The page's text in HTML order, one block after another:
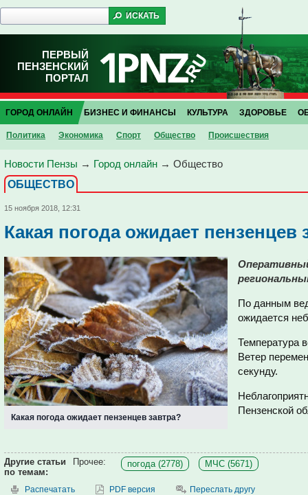
ПЕРВЫЙ
ПЕНЗЕНСКИЙ
ПОРТАЛ
ГОРОД ОНЛАЙН
Политика Экономика Спорт Общество Проиcшествия
БИЗНЕС И ФИНАНСЫ КУЛЬТУРА ЗДОРОВЬЕ
Новости Пензы → Город онлайн → Общество
ОБЩЕСТВО
15 ноября 2018, 12:31
Какая погода ожидает пензенцев
Какая погода ожидает пензенцев завтра?
По данным
ожидается
Температура
Ветер
секунду.
Пензенской
Другие статьи
по темам:
Прочее: погода (2778) МЧС (5671)
Распечатать PDF версия Переслать другу